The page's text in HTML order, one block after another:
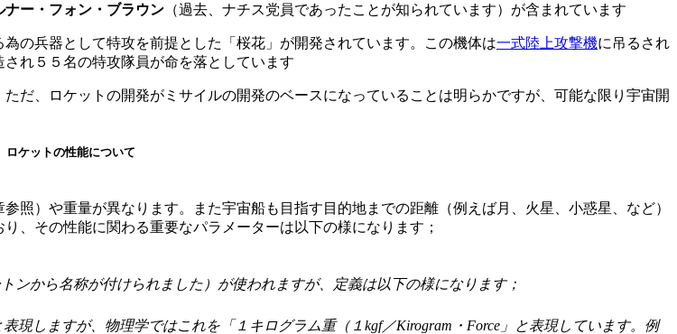
ー・フォン・ブラウン （過去、ナチス党員であったことが知られています）が含まれています
の兵器として特攻を前提とした「桜花」が開発されています。この機体は一式陸上攻撃機に吊るされ
れ５５名の特攻隊員が命を落としています
だ、ロケットの開発がミサイルの開発のベースになっていることは明らかですが、可能な限り宇宙開
ロケットの性能について
照）や重量が異なります。また宇宙船も目指す目的地までの距離（例えば月、火星、小惑星、など）
、その性能に関わる重要なパラメーターは以下の様になります；
から名称が付けられました）が使われますが、定義は以下の様になります；
現しますが、物理学ではこれを「１キログラム重（１kgf／Kirogram・Force」と表現しています。例